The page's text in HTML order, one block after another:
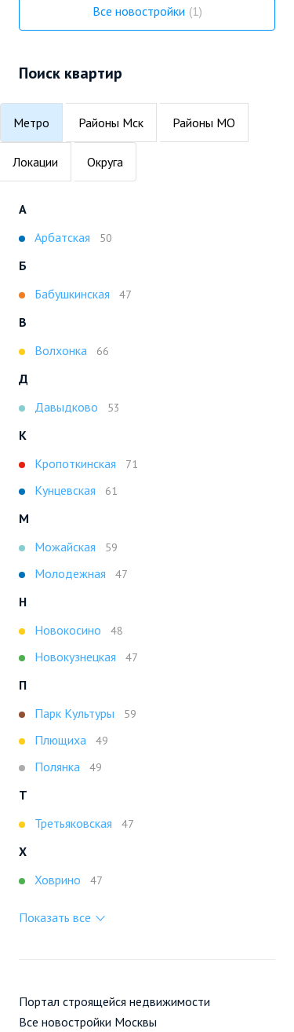
Все новостройки 1
Поиск квартир
Метро Районы Мск Районы МО
Локации Округа
А
Арбатская
50
Б
Бабушкинская
47
В
Волхонка
66
Д
Давыдково
53
К
Кропоткинская
71
Кунцевская 61
М
Можайская
59
Молодежная 47
Н
Новокосино
48
Новокузнецкая 47
П
Парк Культуры
59
Плющиха 49
Полянка 49
Т
Третьяковская
47
Х
Ховрино
47
Показать все
Портал строящейся недвижимости
Все новостройки Москвы